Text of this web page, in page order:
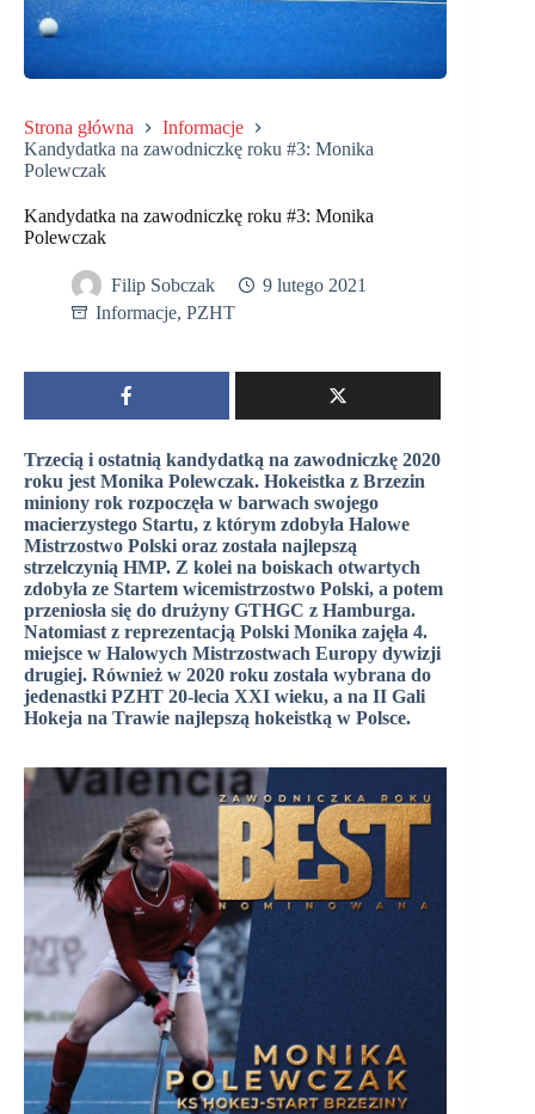
Strona główna
Informacje
Kandydatka na zawodniczkę roku #3: Monika
Polewczak
Kandydatka na zawodniczkę roku #3: Monika
Polewczak
Filip Sobczak
9 lutego 2021
Informacje, PZHT
Trzecią i ostatnią kandydatką na zawodniczkę 2020
roku jest Monika Polewczak. Hokeistka z Brzezin
miniony rok rozpoczęła w barwach swojego
macierzystego Startu, z którym zdobyła Halowe
Mistrzostwo Polski oraz została najlepszą
strzelczynią HMP. Z kolei na boiskach otwartych
zdobyła ze Startem wicemistrzostwo Polski, a potem
przeniosła się do drużyny GTHGC z Hamburga.
Natomiast z reprezentacją Polski Monika zajęła 4.
miejsce w Halowych Mistrzostwach Europy dywizji
drugiej. Również w 2020 roku została wybrana do
jedenastki PZHT 20-lecia XXI wieku, a na II Gali
Hokeja na Trawie najlepszą hokeistką w Polsce.